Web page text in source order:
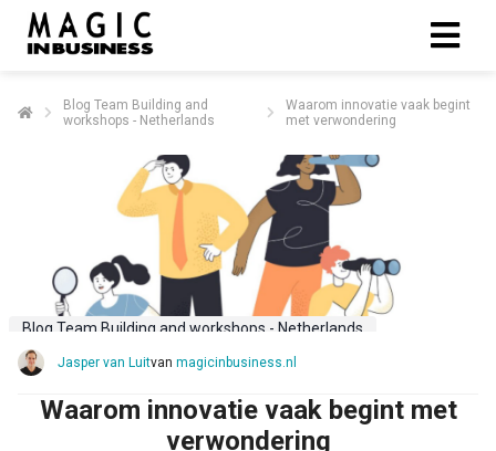
Blog Team Building and
workshops - Netherlands
Waarom innovatie vaak begint
met verwondering
Blog Team Building and workshops - Netherlands
Jasper van Luitvan magicinbusiness.nl
Waarom innovatie vaak begint met
verwondering